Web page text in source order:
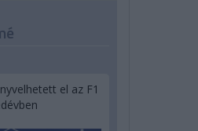
el az F1